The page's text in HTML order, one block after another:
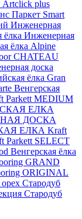
Artclick plus
Паркет Smart
Инженерная
ёлка Инженерная
ёлка Alpine
CHATEAU
доска
ёлка Gran
Венгерская
Parkett MEDIUM
ЕЛКА
ДОСКА
ЕЛКА Kraft
Parkett SELECT
Венгерская ёлка
GRAND
ORIGINAL
Стародуб
Стародуб